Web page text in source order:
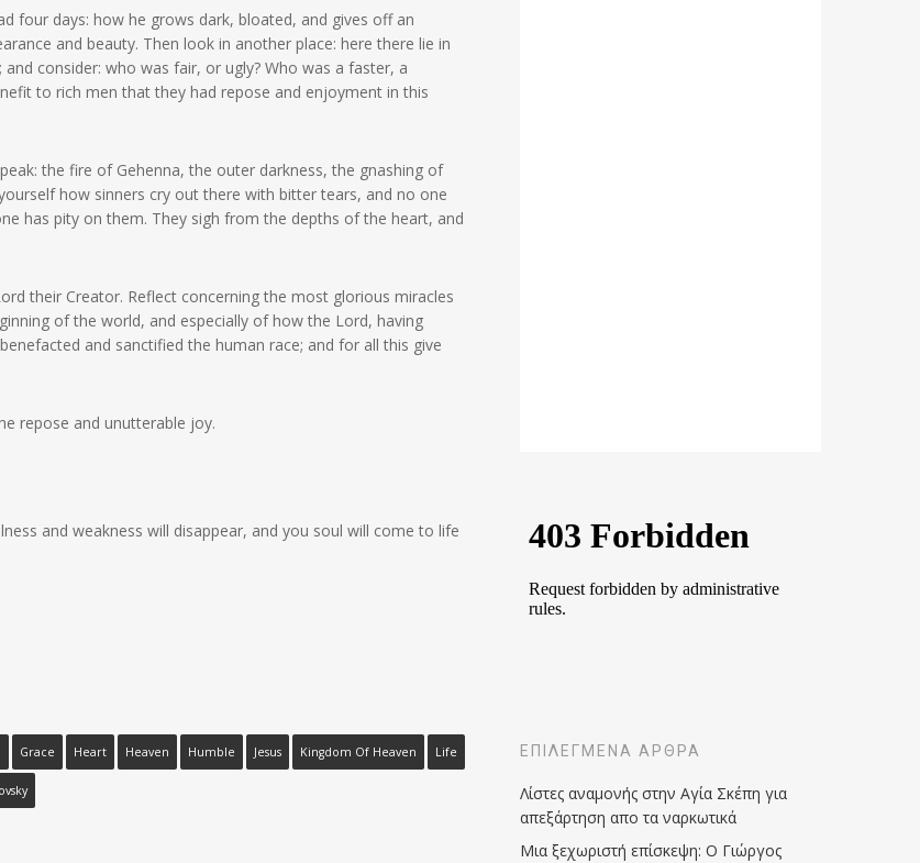
four days: how he grows dark, bloated, and gives off an
and beauty. Then look in another place: here there lie in
consider: who was fair, or ugly? Who was a faster, a
to rich men that they had repose and enjoyment in this
the fire of Gehenna, the outer darkness, the gnashing of
how sinners cry out there with bitter tears, and no one
has pity on them. They sigh from the depths of the heart, and
their Creator. Reflect concerning the most glorious miracles
of the world, and especially of how the Lord, having
and sanctified the human race; and for all this give
repose and unutterable joy.
and weakness will disappear, and you soul will come to life
Grace Heart Heaven Humble Jesus Kingdom Of Heaven Life ΕΠΙΛΕΓΜΈΝΑ ΆΡΘΡΑ
Λίστες αναμονής στην Αγία Σκέπη για
απεξάρτηση απο τα ναρκωτικά
Μια ξεχωριστή επίσκεψη: Ο Γιώργος